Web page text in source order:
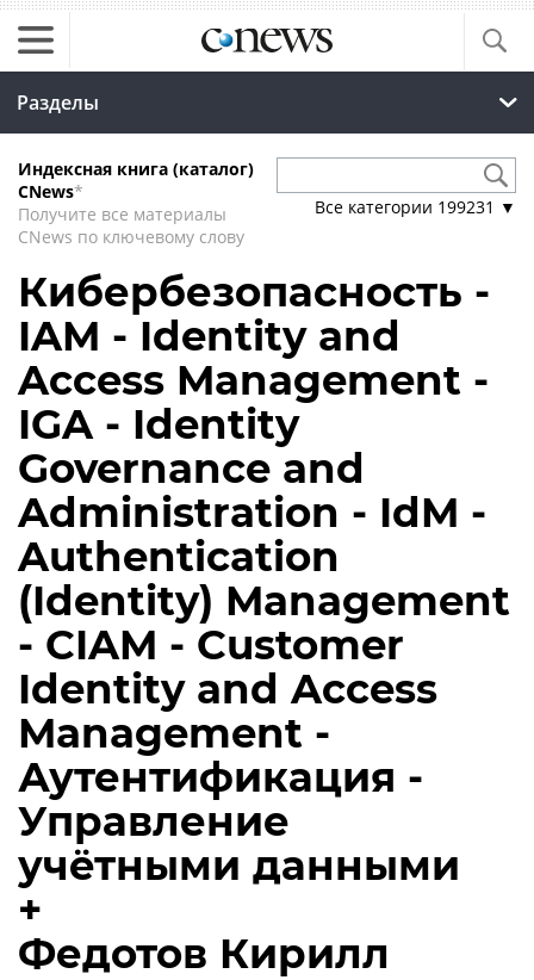
Разделы
Индексная книга (каталог)
CNews*
Получите все материалы
CNews по ключевому слову
Все категории 199231 ▼
Кибербезопасность -
IAM - Identity and
Access Management -
IGA - Identity
Governance and
Administration - IdM -
Authentication
(Identity) Management
- CIAM - Customer
Identity and Access
Management -
Аутентификация -
Управление
учётными данными
+
Федотов Кирилл